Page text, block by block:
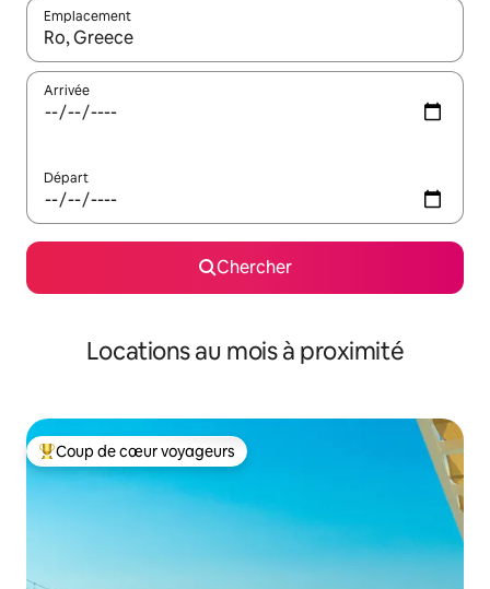
Emplacement
Quand les résultats sont affichés, parcourez-les en utilisant
Arrivée
Départ
Chercher
Locations au mois à proximité
Coup de cœur voyageurs parmi les plus aimés
Coup de cœur voyageurs